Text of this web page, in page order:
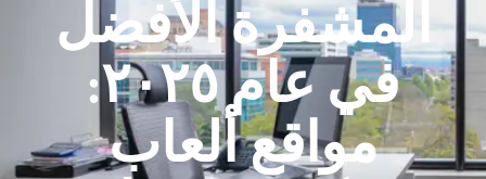
المشفرة الأفضل
في عام ٢٠٢٥:
مواقع ألعاب